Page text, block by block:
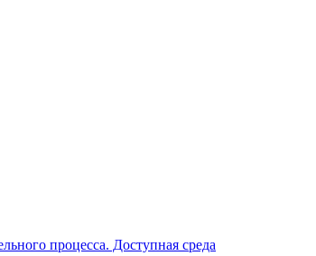
процесса. Доступная среда